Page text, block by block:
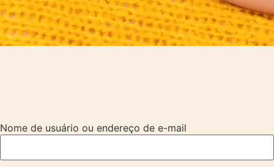
Nome de usuário ou endereço de e-mail